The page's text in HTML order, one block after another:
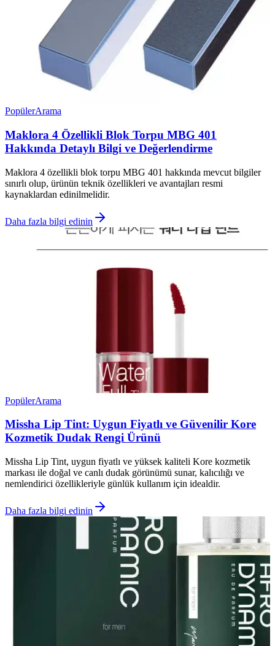
PopülerArama
Maklora 4 Özellikli Blok Torpu MBG 401
Hakkında Detaylı Bilgi ve Değerlendirme
Maklora 4 özellikli blok torpu MBG 401 hakkında mevcut bilgiler
sınırlı olup, ürünün teknik özellikleri ve avantajları resmi
kaynaklardan edinilmelidir.
Daha fazla bilgi edinin
PopülerArama
Missha Lip Tint: Uygun Fiyatlı ve Güvenilir Kore
Kozmetik Dudak Rengi Ürünü
Missha Lip Tint, uygun fiyatlı ve yüksek kaliteli Kore kozmetik
markası ile doğal ve canlı dudak görünümü sunar, kalıcılığı ve
nemlendirici özellikleriyle günlük kullanım için idealdir.
Daha fazla bilgi edinin